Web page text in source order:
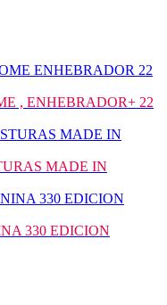
, ENHEBRADOR+ 22
MADE IN
330 EDICION